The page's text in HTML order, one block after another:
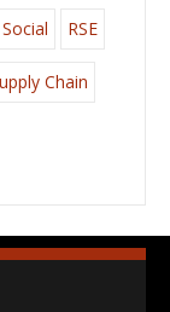
RSE
Chain